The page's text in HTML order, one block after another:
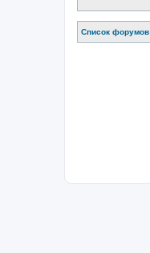
Список форумов